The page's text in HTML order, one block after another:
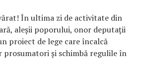
În ultima zi de activitate din
aleșii poporului, onor deputații
proiect de lege care încalcă
și schimbă regulile în